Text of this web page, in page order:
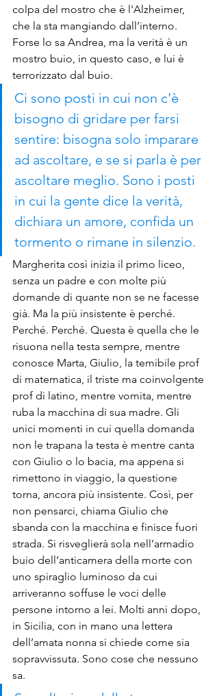
colpa del mostro che è l'Alzheimer,
che la sta mangiando dall’interno.
Forse lo sa Andrea, ma la verità è un
mostro buio, in questo caso, e lui è
terrorizzato dal buio.
Ci sono posti in cui non c'è
bisogno di gridare per farsi
sentire: bisogna solo imparare
ad ascoltare, e se si parla è per
ascoltare meglio. Sono i posti
in cui la gente dice la verità,
dichiara un amore, confida un
tormento o rimane in silenzio.
Margherita così inizia il primo liceo,
senza un padre e con molte più
domande di quante non se ne facesse
già. Ma la più insistente è perché.
Perché. Perché. Questa è quella che le
risuona nella testa sempre, mentre
conosce Marta, Giulio, la temibile prof
di matematica, il triste ma coinvolgente
prof di latino, mentre vomita, mentre
ruba la macchina di sua madre. Gli
unici momenti in cui quella domanda
non le trapana la testa è mentre canta
con Giulio o lo bacia, ma appena si
rimettono in viaggio, la questione
torna, ancora più insistente. Così, per
non pensarci, chiama Giulio che
sbanda con la macchina e finisce fuori
strada. Si risveglierà sola nell’armadio
buio dell’anticamera della morte con
uno spiraglio luminoso da cui
arriveranno soffuse le voci delle
persone intorno a lei. Molti anni dopo,
in Sicilia, con in mano una lettera
dell’amata nonna si chiede come sia
sopravvissuta. Sono cose che nessuno
sa.